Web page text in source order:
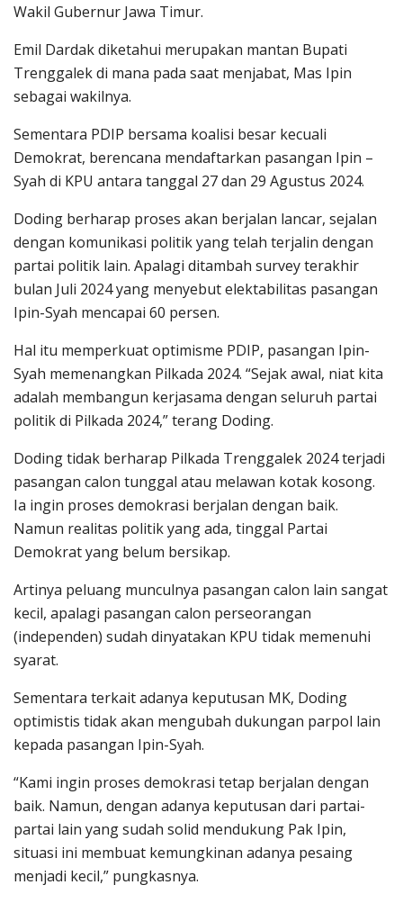
Wakil Gubernur Jawa Timur.
Emil Dardak diketahui merupakan mantan Bupati
Trenggalek di mana pada saat menjabat, Mas Ipin
sebagai wakilnya.
Sementara PDIP bersama koalisi besar kecuali
Demokrat, berencana mendaftarkan pasangan Ipin –
Syah di KPU antara tanggal 27 dan 29 Agustus 2024.
Doding berharap proses akan berjalan lancar, sejalan
dengan komunikasi politik yang telah terjalin dengan
partai politik lain. Apalagi ditambah survey terakhir
bulan Juli 2024 yang menyebut elektabilitas pasangan
Ipin-Syah mencapai 60 persen.
Hal itu memperkuat optimisme PDIP, pasangan Ipin-
Syah memenangkan Pilkada 2024. “Sejak awal, niat kita
adalah membangun kerjasama dengan seluruh partai
politik di Pilkada 2024,” terang Doding.
Doding tidak berharap Pilkada Trenggalek 2024 terjadi
pasangan calon tunggal atau melawan kotak kosong.
Ia ingin proses demokrasi berjalan dengan baik.
Namun realitas politik yang ada, tinggal Partai
Demokrat yang belum bersikap.
Artinya peluang munculnya pasangan calon lain sangat
kecil, apalagi pasangan calon perseorangan
(independen) sudah dinyatakan KPU tidak memenuhi
syarat.
Sementara terkait adanya keputusan MK, Doding
optimistis tidak akan mengubah dukungan parpol lain
kepada pasangan Ipin-Syah.
“Kami ingin proses demokrasi tetap berjalan dengan
baik. Namun, dengan adanya keputusan dari partai-
partai lain yang sudah solid mendukung Pak Ipin,
situasi ini membuat kemungkinan adanya pesaing
menjadi kecil,” pungkasnya.